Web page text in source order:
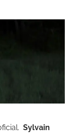
Sylvain